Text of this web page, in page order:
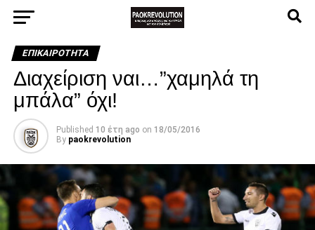
ΕΠΙΚΑΙΡΌΤΗΤΑ
Διαχείριση ναι…”χαμηλά τη
μπάλα” όχι!
Published 10 έτη ago on 18/05/2016
By paokrevolution